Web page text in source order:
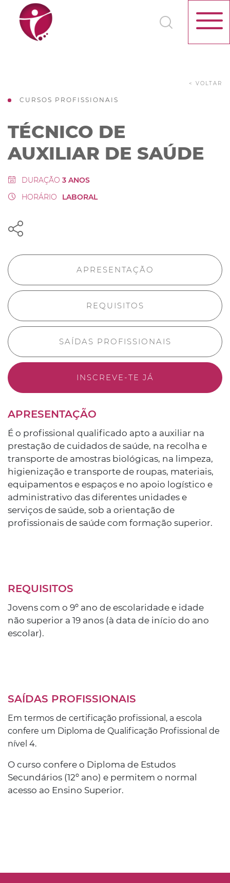
CURSOS PROFISSIONAIS
< VOLTAR
TÉCNICO DE
AUXILIAR DE SAÚDE
DURAÇÃO 3 ANOS
HORÁRIO
LABORAL
APRESENTAÇÃO
É o profissional qualificado apto a auxiliar na
prestação de cuidados de saúde, na recolha e
transporte de amostras biológicas, na limpeza,
higienização e transporte de roupas, materiais,
equipamentos e espaços e no apoio logístico e
administrativo das diferentes unidades e
serviços de saúde, sob a orientação de
profissionais de saúde com formação superior.
REQUISITOS
Jovens com o 9º ano de escolaridade e idade
não superior a 19 anos (à data de início do ano
escolar).
SAÍDAS PROFISSIONAIS
Em termos de certificação profissional, a escola
confere um Diploma de Qualificação Profissional de
nível 4.
O curso confere o Diploma de Estudos
Secundários (12º ano) e permitem o normal
acesso ao Ensino Superior.
APRESENTAÇÃO
REQUISITOS
SAÍDAS PROFISSIONAIS
INSCREVE-TE JÁ